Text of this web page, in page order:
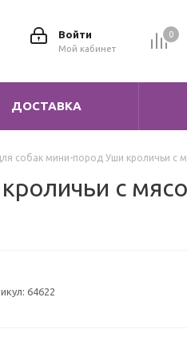
0
Войти
Мой кабинет
ДОСТАВКА
собак мини-пород Уши кроличьи с
с
64622